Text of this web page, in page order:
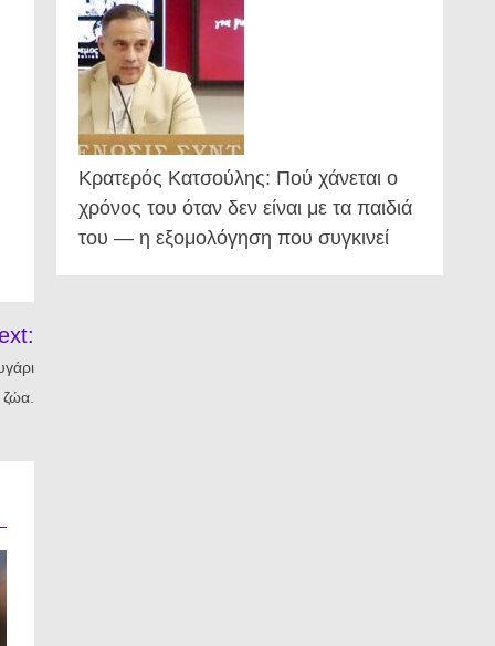
Κρατερός Κατσούλης: Πού χάνεται ο
χρόνος του όταν δεν είναι με τα παιδιά
του — η εξομολόγηση που συγκινεί